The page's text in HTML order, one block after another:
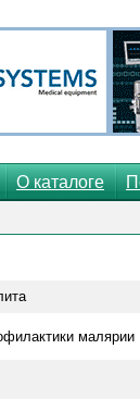
О каталоге
малярии